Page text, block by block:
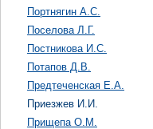
Портнягин А.С.
Поселова Л.Г.
Постникова И.С.
Потапов Д.В.
Предтеченская Е.А.
Приезжев И.И.
Прищепа О.М.